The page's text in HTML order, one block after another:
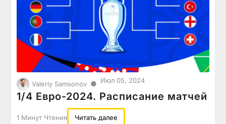
Valeriy Samsonov ● Июл 05, 2024
1/4 Евро-2024. Расписание матчей
1 Минут Чтения Читать далее